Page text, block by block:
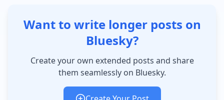
Want to write longer posts on
Bluesky?
Create your own extended posts and share
them seamlessly on Bluesky.